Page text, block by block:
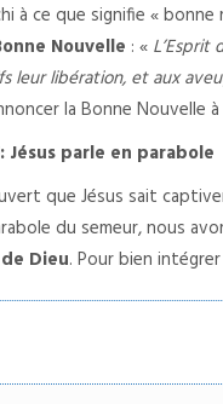
à ce que signifie « bonne
Nouvelle : « L’Esprit
leur libération, et aux
la Bonne Nouvelle
Jésus parle en parabole
que Jésus sait
du semeur, nous
Dieu. Pour bien